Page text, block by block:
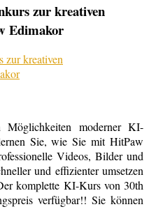
zur kreativen
Edimakor
Möglichkeiten moderner KI-
Sie, wie Sie mit HitPaw
Videos, Bilder und
und effizienter umsetzen
komplette KI-Kurs von 30th
verfügbar!! Sie können